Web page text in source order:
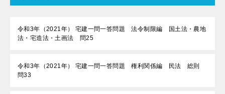
令和3年（2021年） 宅建一問一答問題 法令制限編 国土法・農地
法・宅造法・土画法 問25
令和3年（2021年） 宅建一問一答問題 権利関係編 民法 総則
問33